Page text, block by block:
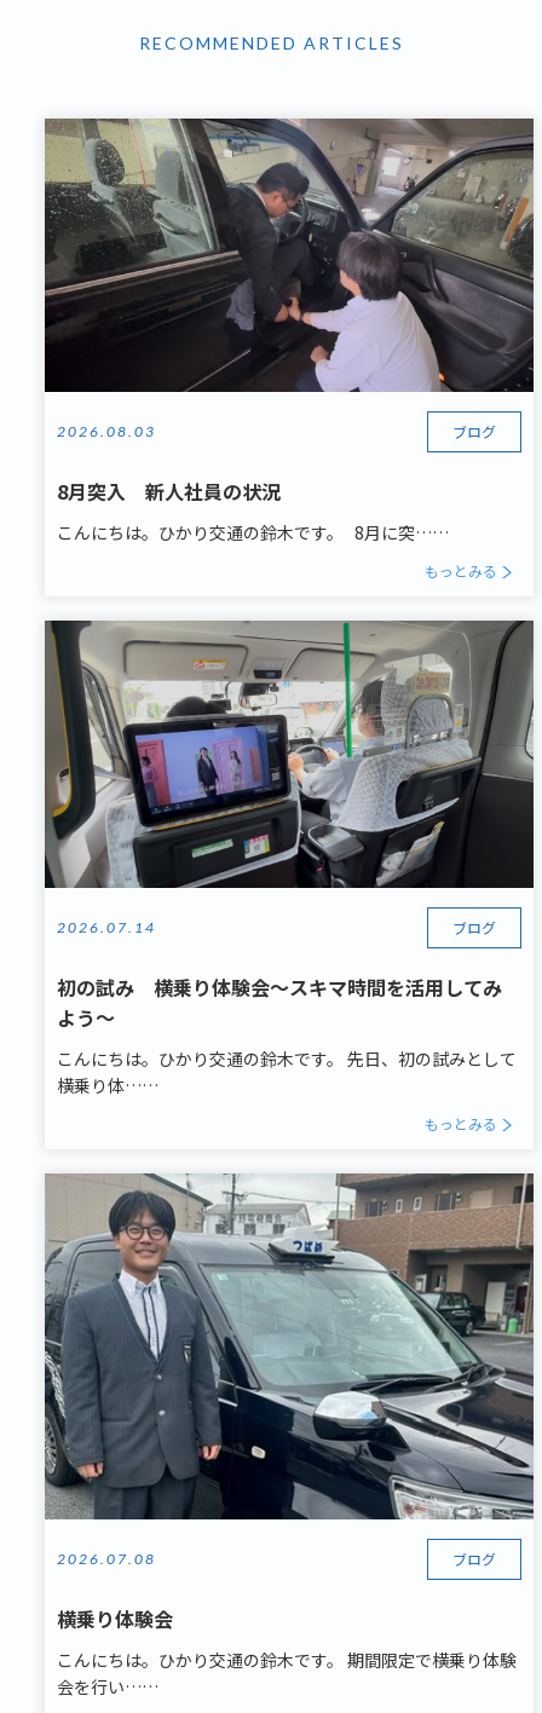
RECOMMENDED ARTICLES
2026.08.03 ブログ
8月突入 新人社員の状況
こんにちは。ひかり交通の鈴木です。 8月に突……
もっとみる
2026.07.14 ブログ
初の試み 横乗り体験会～スキマ時間を活用してみ
よう～
こんにちは。ひかり交通の鈴木です。 先日、初の試みとして
横乗り体……
もっとみる
2026.07.08 ブログ
横乗り体験会
こんにちは。ひかり交通の鈴木です。 期間限定で横乗り体験
会を行い……